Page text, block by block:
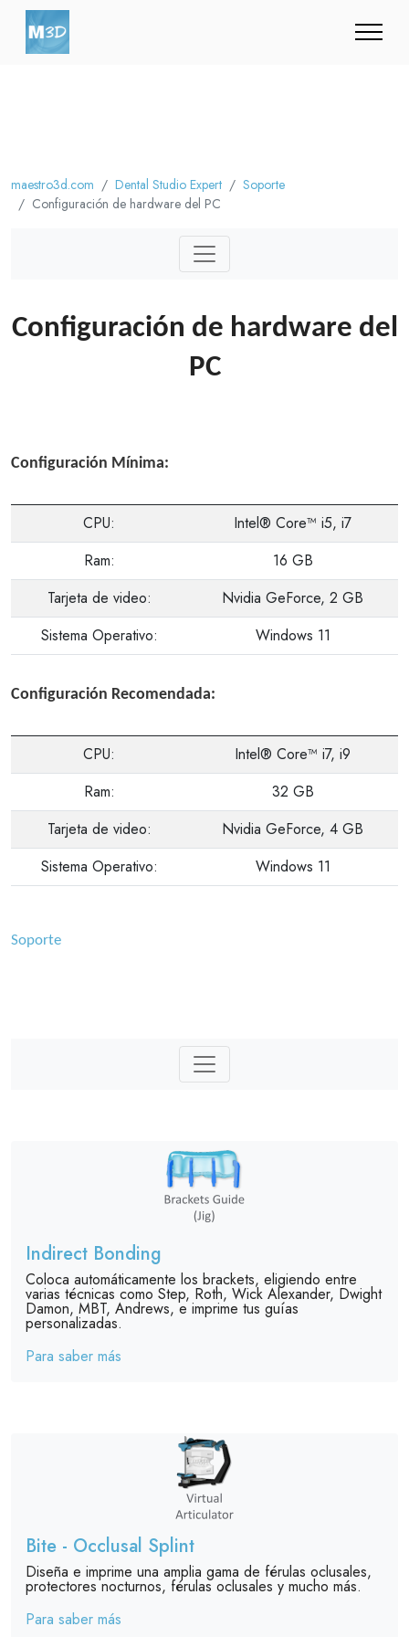
maestro3d.com Dental Studio Expert
Soporte
Configuración de hardware del PC
Configuración de hardware del
PC
Configuración Mínima:
CPU:
Intel® Core™ i5, i7
Ram:
16 GB
Tarjeta de video:
Nvidia GeForce, 2 GB
Sistema Operativo:
Windows 11
Configuración Recomendada:
CPU:
Intel® Core™ i7, i9
Ram:
32 GB
Tarjeta de video:
Nvidia GeForce, 4 GB
Sistema Operativo:
Windows 11
Soporte
Indirect Bonding
Coloca automáticamente los brackets, eligiendo entre
varias técnicas como Step, Roth, Wick Alexander, Dwight
Damon, MBT, Andrews, e imprime tus guías
personalizadas.
Para saber más
Bite - Occlusal Splint
Diseña e imprime una amplia gama de férulas oclusales,
protectores nocturnos, férulas oclusales y mucho más.
Para saber más